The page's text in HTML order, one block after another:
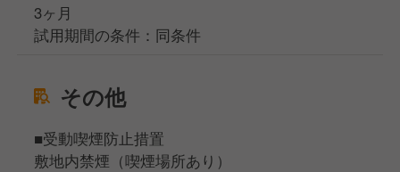
3ヶ月
試用期間の条件：同条件
その他
■受動喫煙防止措置
敷地内禁煙（喫煙場所あり）